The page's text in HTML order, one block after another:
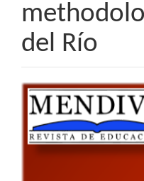
del Río
Barra
lateral
del